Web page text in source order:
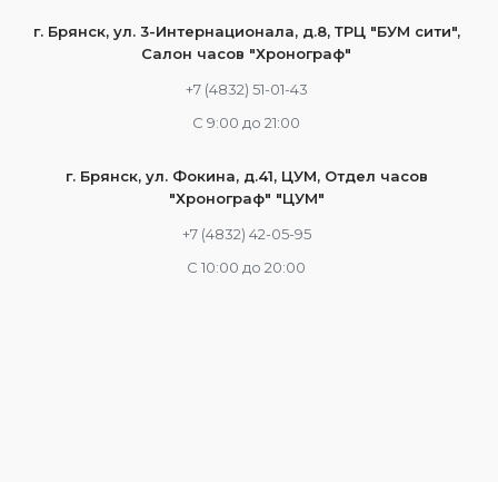
г. Брянск, ул. 3-Интернационала, д.8, ТРЦ "БУМ сити",
Салон часов "Хронограф"
+7 (4832) 51-01-43
С 9:00 до 21:00
г. Брянск, ул. Фокина, д.41, ЦУМ, Отдел часов
"Хронограф" "ЦУМ"
+7 (4832) 42-05-95
С 10:00 до 20:00